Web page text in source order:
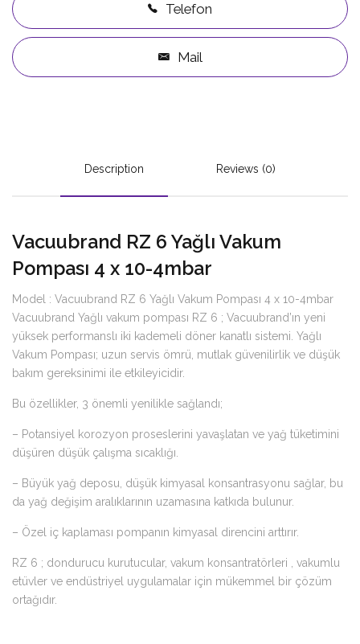
Telefon
Mail
Description Reviews (0)
Vacuubrand RZ 6 Yağlı Vakum
Pompası 4 x 10-4mbar
Model : Vacuubrand RZ 6 Yağlı Vakum Pompası 4 x 10-4mbar
Vacuubrand Yağlı vakum pompası RZ 6 ; Vacuubrand’ın yeni
yüksek performanslı iki kademeli döner kanatlı sistemi. Yağlı
Vakum Pompası; uzun servis ömrü, mutlak güvenilirlik ve düşük
bakım gereksinimi ile etkileyicidir.
Bu özellikler, 3 önemli yenilikle sağlandı;
– Potansiyel korozyon proseslerini yavaşlatan ve yağ tüketimini
düşüren düşük çalışma sıcaklığı.
– Büyük yağ deposu, düşük kimyasal konsantrasyonu sağlar, bu
da yağ değişim aralıklarının uzamasına katkıda bulunur.
– Özel iç kaplaması pompanın kimyasal direncini arttırır.
RZ 6 ; dondurucu kurutucular, vakum konsantratörleri , vakumlu
etüvler ve endüstriyel uygulamalar için mükemmel bir çözüm
ortağıdır.